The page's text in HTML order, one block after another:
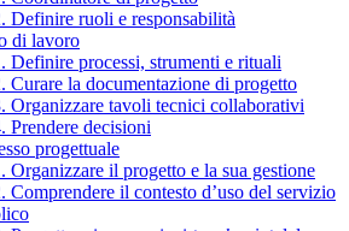
Definire ruoli e responsabilità
di lavoro
Definire processi, strumenti e rituali
Curare la documentazione di progetto
Organizzare tavoli tecnici collaborativi
Prendere decisioni
progettuale
Organizzare il progetto e la sua gestione
Comprendere il contesto d’uso del servizio